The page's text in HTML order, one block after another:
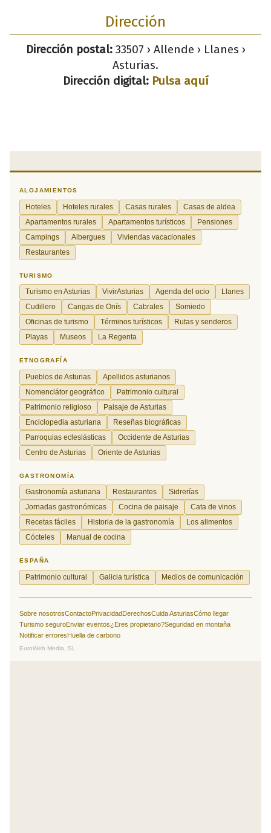
Dirección
Dirección postal:33507 › Allende › Llanes ›
Asturias.
Dirección digital: Pulsa aquí